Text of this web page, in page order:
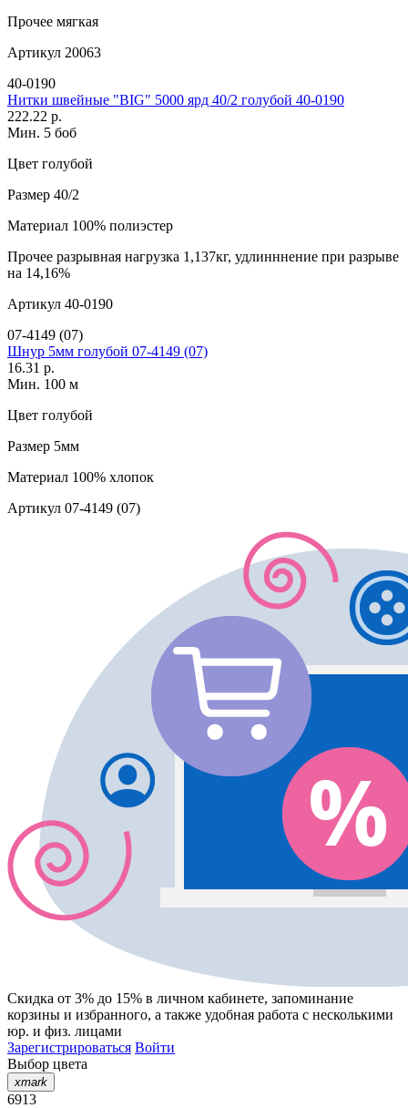
Прочее мягкая
Артикул 20063
40-0190
Нитки швейные "BIG" 5000 ярд 40/2 голубой 40-0190
222.22 р.
Мин. 5 боб
Цвет голубой
Размер 40/2
Материал 100% полиэстер
Прочее разрывная нагрузка 1,137кг, удлинннение при разрыве
на 14,16%
Артикул 40-0190
07-4149 (07)
Шнур 5мм голубой 07-4149 (07)
16.31 р.
Мин. 100 м
Цвет голубой
Размер 5мм
Материал 100% хлопок
Артикул 07-4149 (07)
Скидка от 3% до 15% в личном кабинете, запоминание
корзины и избранного, а также удобная работа с несколькими
юр. и физ. лицами
Зарегистрироваться Войти
Выбор цвета
xmark
6913